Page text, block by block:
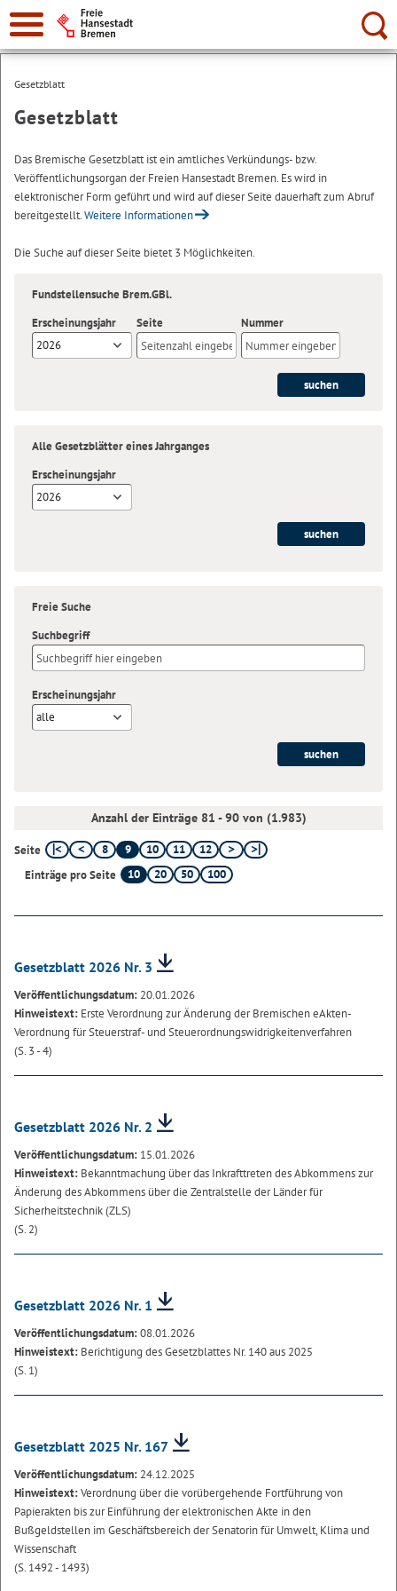
Suche:
Gesetzblatt
Gesetzblatt
Das Bremische Gesetzblatt ist ein amtliches Verkündungs- bzw.
Veröffentlichungsorgan der Freien Hansestadt Bremen. Es wird in
elektronischer Form geführt und wird auf dieser Seite dauerhaft zum Abruf
bereitgestellt.Weitere Informationen
Die Suche auf dieser Seite bietet 3 Möglichkeiten.
Fundstellensuche Brem.GBl.
Erscheinungsjahr
2026
Seite Nummer
Alle Gesetzblätter eines Jahrganges
Erscheinungsjahr
2026
Freie Suche
Suchbegriff
Erscheinungsjahr
alle
Anzahl der Einträge 81 - 90 von (1.983)
Seite 8 9 10 11
12
Einträge pro Seite
10 20 50 100
Gesetzblatt 2026 Nr. 3
Veröffentlichungsdatum: 20.01.2026
Hinweistext: Erste Verordnung zur Änderung der Bremischen eAkten-
Verordnung für Steuerstraf- und Steuerordnungswidrigkeitenverfahren
(S. 3 - 4)
Gesetzblatt 2026 Nr. 2
Veröffentlichungsdatum: 15.01.2026
Hinweistext: Bekanntmachung über das Inkrafttreten des Abkommens zur
Änderung des Abkommens über die Zentralstelle der Länder für
Sicherheitstechnik (ZLS)
(S. 2)
Gesetzblatt 2026 Nr. 1
Veröffentlichungsdatum:08.01.2026
Hinweistext: Berichtigung des Gesetzblattes Nr. 140 aus 2025
(S. 1)
Gesetzblatt 2025 Nr. 167
Veröffentlichungsdatum: 24.12.2025
Hinweistext:Verordnung über die vorübergehende Fortführung von
Papierakten bis zur Einführung der elektronischen Akte in den
Bußgeldstellen im Geschäftsbereich der Senatorin für Umwelt, Klima und
Wissenschaft
(S. 1492 - 1493)